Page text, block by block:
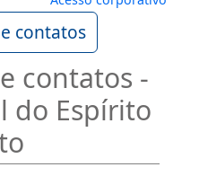
contatos
contatos -
do Espírito